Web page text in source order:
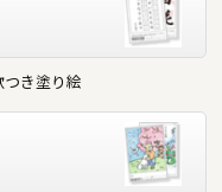
つき塗り絵